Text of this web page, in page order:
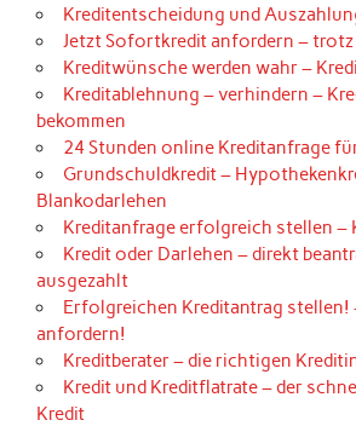
Kreditentscheidung und
Jetzt Sofortkredit anfordern – trotz
Kreditwünsche werden wahr –
Kreditablehnung – verhindern –
bekommen
24 Stunden online Kreditanfrage für
Grundschuldkredit –
Blankodarlehen
Kreditanfrage erfolgreich stellen –
Kredit oder Darlehen – direkt
ausgezahlt
Erfolgreichen Kreditantrag stellen!
anfordern!
Kreditberater – die richtigen
Kredit und Kreditflatrate – der
Kredit